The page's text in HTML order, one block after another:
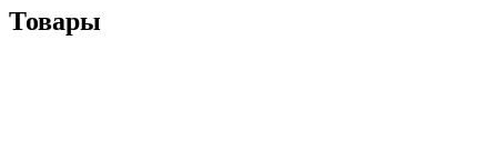
Товары